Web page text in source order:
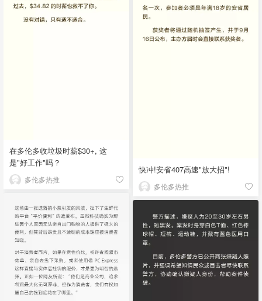
在多伦多收垃圾时薪$30+, 这
是"好工作"吗？
多伦多热推
快冲!安省407高速"放大招"!
多伦多热推